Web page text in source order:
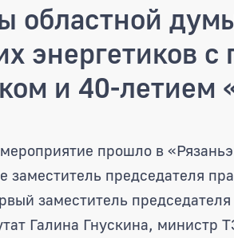
областной
энергетиков
и 40-летием
думы
прошло в
заместитель председателя
заместитель
Галина Гнускина, министр